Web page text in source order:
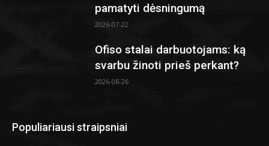
pamatyti dėsningumą
2026-07-22
Ofiso stalai darbuotojams: ką
svarbu žinoti prieš perkant?
2026-06-26
Populiariausi straipsniai